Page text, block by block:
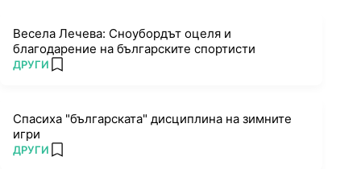
Весела Лечева: Сноубордът оцеля и
благодарение на българските спортисти
ПОВЕЧЕ ОТ
ДРУГИ add favorites
Спасиха "българската" дисциплина на зимните
игри
ПОВЕЧЕ ОТ
ДРУГИ add favorites